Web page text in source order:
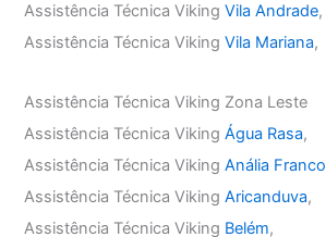
Assistência Técnica VikingVila Andrade,
Assistência Técnica VikingVila Mariana,
Assistência Técnica Viking Zona Leste
Assistência Técnica VikingÁgua Rasa,
Assistência Técnica VikingAnália Franco
Assistência Técnica VikingAricanduva,
Assistência Técnica Viking Belém,